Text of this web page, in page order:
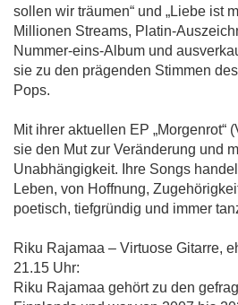
sollen wir träumen“ und „Liebe ist
Millionen Streams, Platin-
Nummer-eins-Album und
sie zu den prägenden Stimmen
Pops.
Mit ihrer aktuellen EP „Morgenrot“
sie den Mut zur Veränderung und
Unabhängigkeit. Ihre Songs
Leben, von Hoffnung,
poetisch, tiefgründig und immer
Riku Rajamaa – Virtuose Gitarre,
21.15 Uhr:
Riku Rajamaa gehört zu den